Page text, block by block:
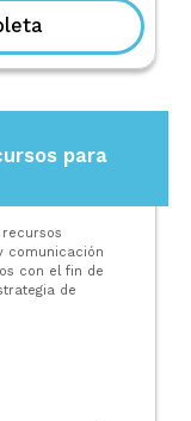
para
comunicación
con el fin de
de